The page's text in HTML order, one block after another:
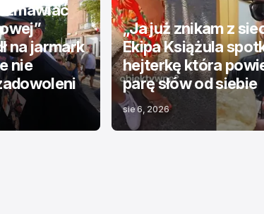
na jarmark
nie
„Ja już znikam z
Ekipa Książula
hejterkę która
parę słów od siebie
sie 6, 2026